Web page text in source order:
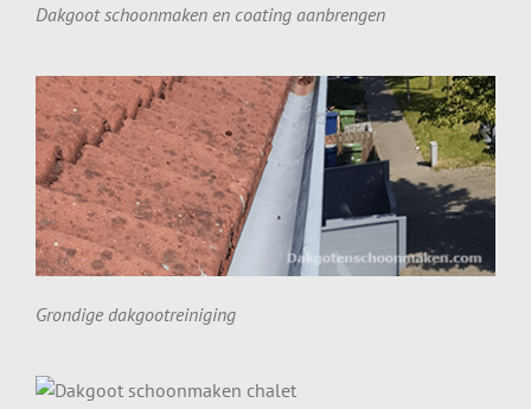
Dakgoot schoonmaken en coating aanbrengen
Grondige dakgootreiniging